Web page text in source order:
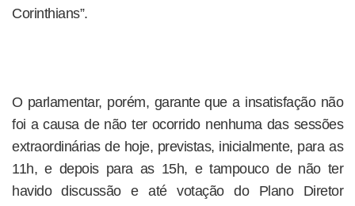
Corinthians”.
O parlamentar, porém, garante que a insatisfação não
foi a causa de não ter ocorrido nenhuma das sessões
extraordinárias de hoje, previstas, inicialmente, para as
11h, e depois para as 15h, e tampouco de não ter
havido discussão e até votação do Plano Diretor